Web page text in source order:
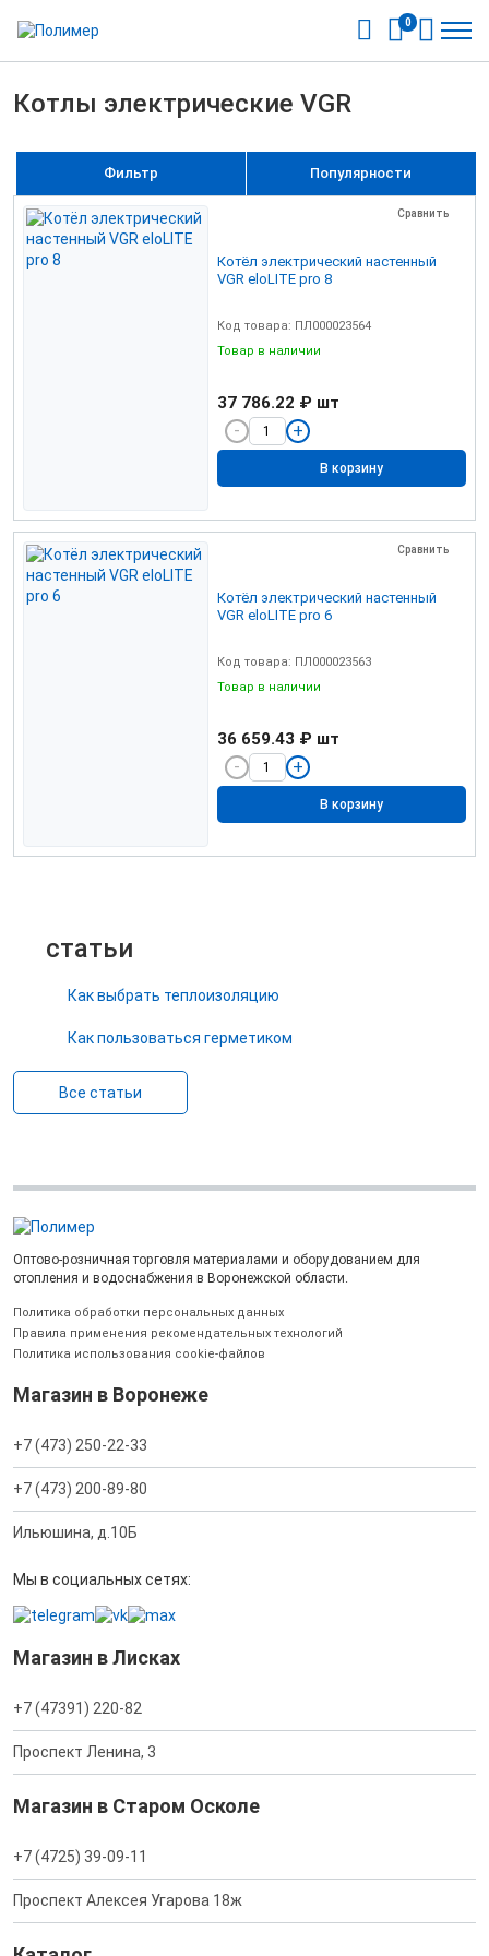
0
Котлы электрические VGR
Популярности
Фильтр
Сравнить
Котёл электрический настенный
VGR eloLITE pro 8
Код товара: ПЛ000023564
Товар в наличии
37 786.22 ₽ шт
В корзину
Сравнить
Котёл электрический настенный
VGR eloLITE pro 6
Код товара: ПЛ000023563
Товар в наличии
36 659.43 ₽ шт
В корзину
статьи
Как выбрать теплоизоляцию
Как пользоваться герметиком
Все статьи
Оптово-розничная торговля материалами и оборудованием для
отопления и водоснабжения в Воронежской области.
Политика обработки персональных данных
Правила применения рекомендательных технологий
Политика использования cookie-файлов
Магазин в Воронеже
+7 (473) 250-22-33
+7 (473) 200-89-80
Ильюшина, д.10Б
Мы в социальных сетях:
Магазин в Лисках
+7 (47391) 220-82
Проспект Ленина, 3
Магазин в Старом Осколе
+7 (4725) 39-09-11
Проспект Алексея Угарова 18ж